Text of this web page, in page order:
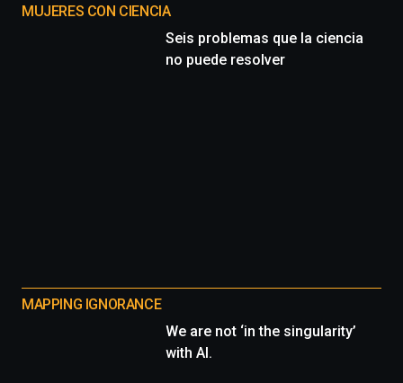
MUJERES CON CIENCIA
Seis problemas que la ciencia
no puede resolver
MAPPING IGNORANCE
We are not ‘in the singularity’
with AI.